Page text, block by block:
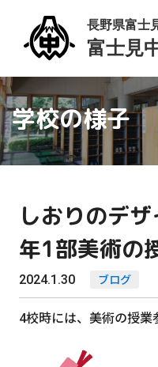
学校の様子
しおりのデ
年1部美術の
2024.1.30 ブログ
4校時には、美術の授業